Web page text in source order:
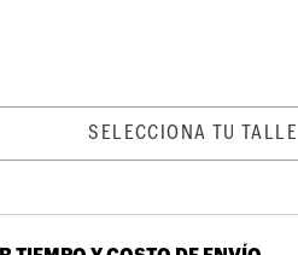
SELECCIONA TU TALLE